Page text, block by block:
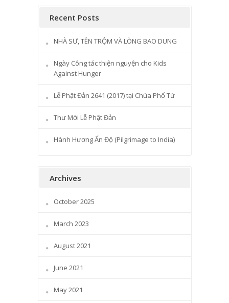
Recent Posts
NHÀ SƯ, TÊN TRỘM VÀ LÒNG BAO DUNG
Ngày Công tác thiện nguyện cho Kids
Against Hunger
Lễ Phật Đản 2641 (2017) tại Chùa Phổ Từ
Thư Mời Lễ Phật Đản
Hành Hương Ấn Độ (Pilgrimage to India)
Archives
October 2025
March 2023
August 2021
June 2021
May 2021